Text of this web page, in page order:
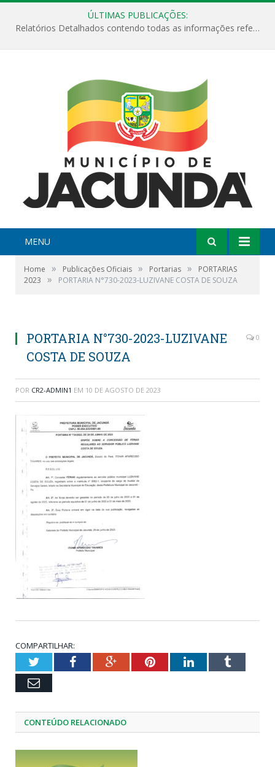
ÚLTIMAS PUBLICAÇÕES:
Relatórios Detalhados contendo todas as informações referentes a execução de recursos destinados ao fomento de projetos culturais no Município de Jacundá entre os anos de 2022 ao presente ano de 2026.
MENU
Home » Publicações Oficiais » Portarias »
PORTARIAS
2023
» PORTARIA N°730-2023-LUZIVANE COSTA DE SOUZA
PORTARIA N°730-2023-LUZIVANE
COSTA DE SOUZA
0
POR CR2-ADMIN1 EM 10 DE AGOSTO DE 2023
COMPARTILHAR:
TwitterFacebookGoogle+PinterestLinkedInTumblr
Email
CONTEÚDO RELACIONADO